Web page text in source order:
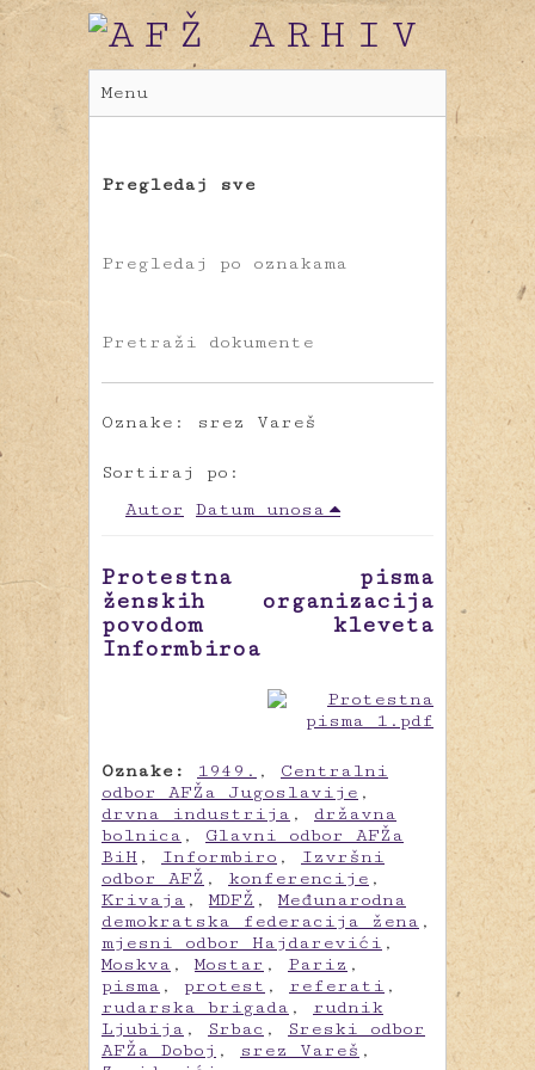
Menu
Pregledaj sve
Pregledaj po oznakama
Pretraži dokumente
Oznake: srez Vareš
Sortiraj po:
Autor
Datum unosa
Protestna pisma
ženskih organizacija
povodom kleveta
Informbiroa
Oznake: 1949. , Centralni
odbor AFŽa Jugoslavije ,
drvna industrija , državna
bolnica , Glavni odbor AFŽa
BiH , Informbiro ,
Izvršni
odbor AFŽ , konferencije ,
Krivaja ,MDFŽ ,Međunarodna
demokratska federacija žena ,
mjesni odbor Hajdarevići ,
Moskva ,Mostar , Pariz ,
pisma , protest , referati ,
rudarska brigada , rudnik
Ljubija , Srbac ,
Sreski odbor
AFŽa Doboj , srez Vareš ,